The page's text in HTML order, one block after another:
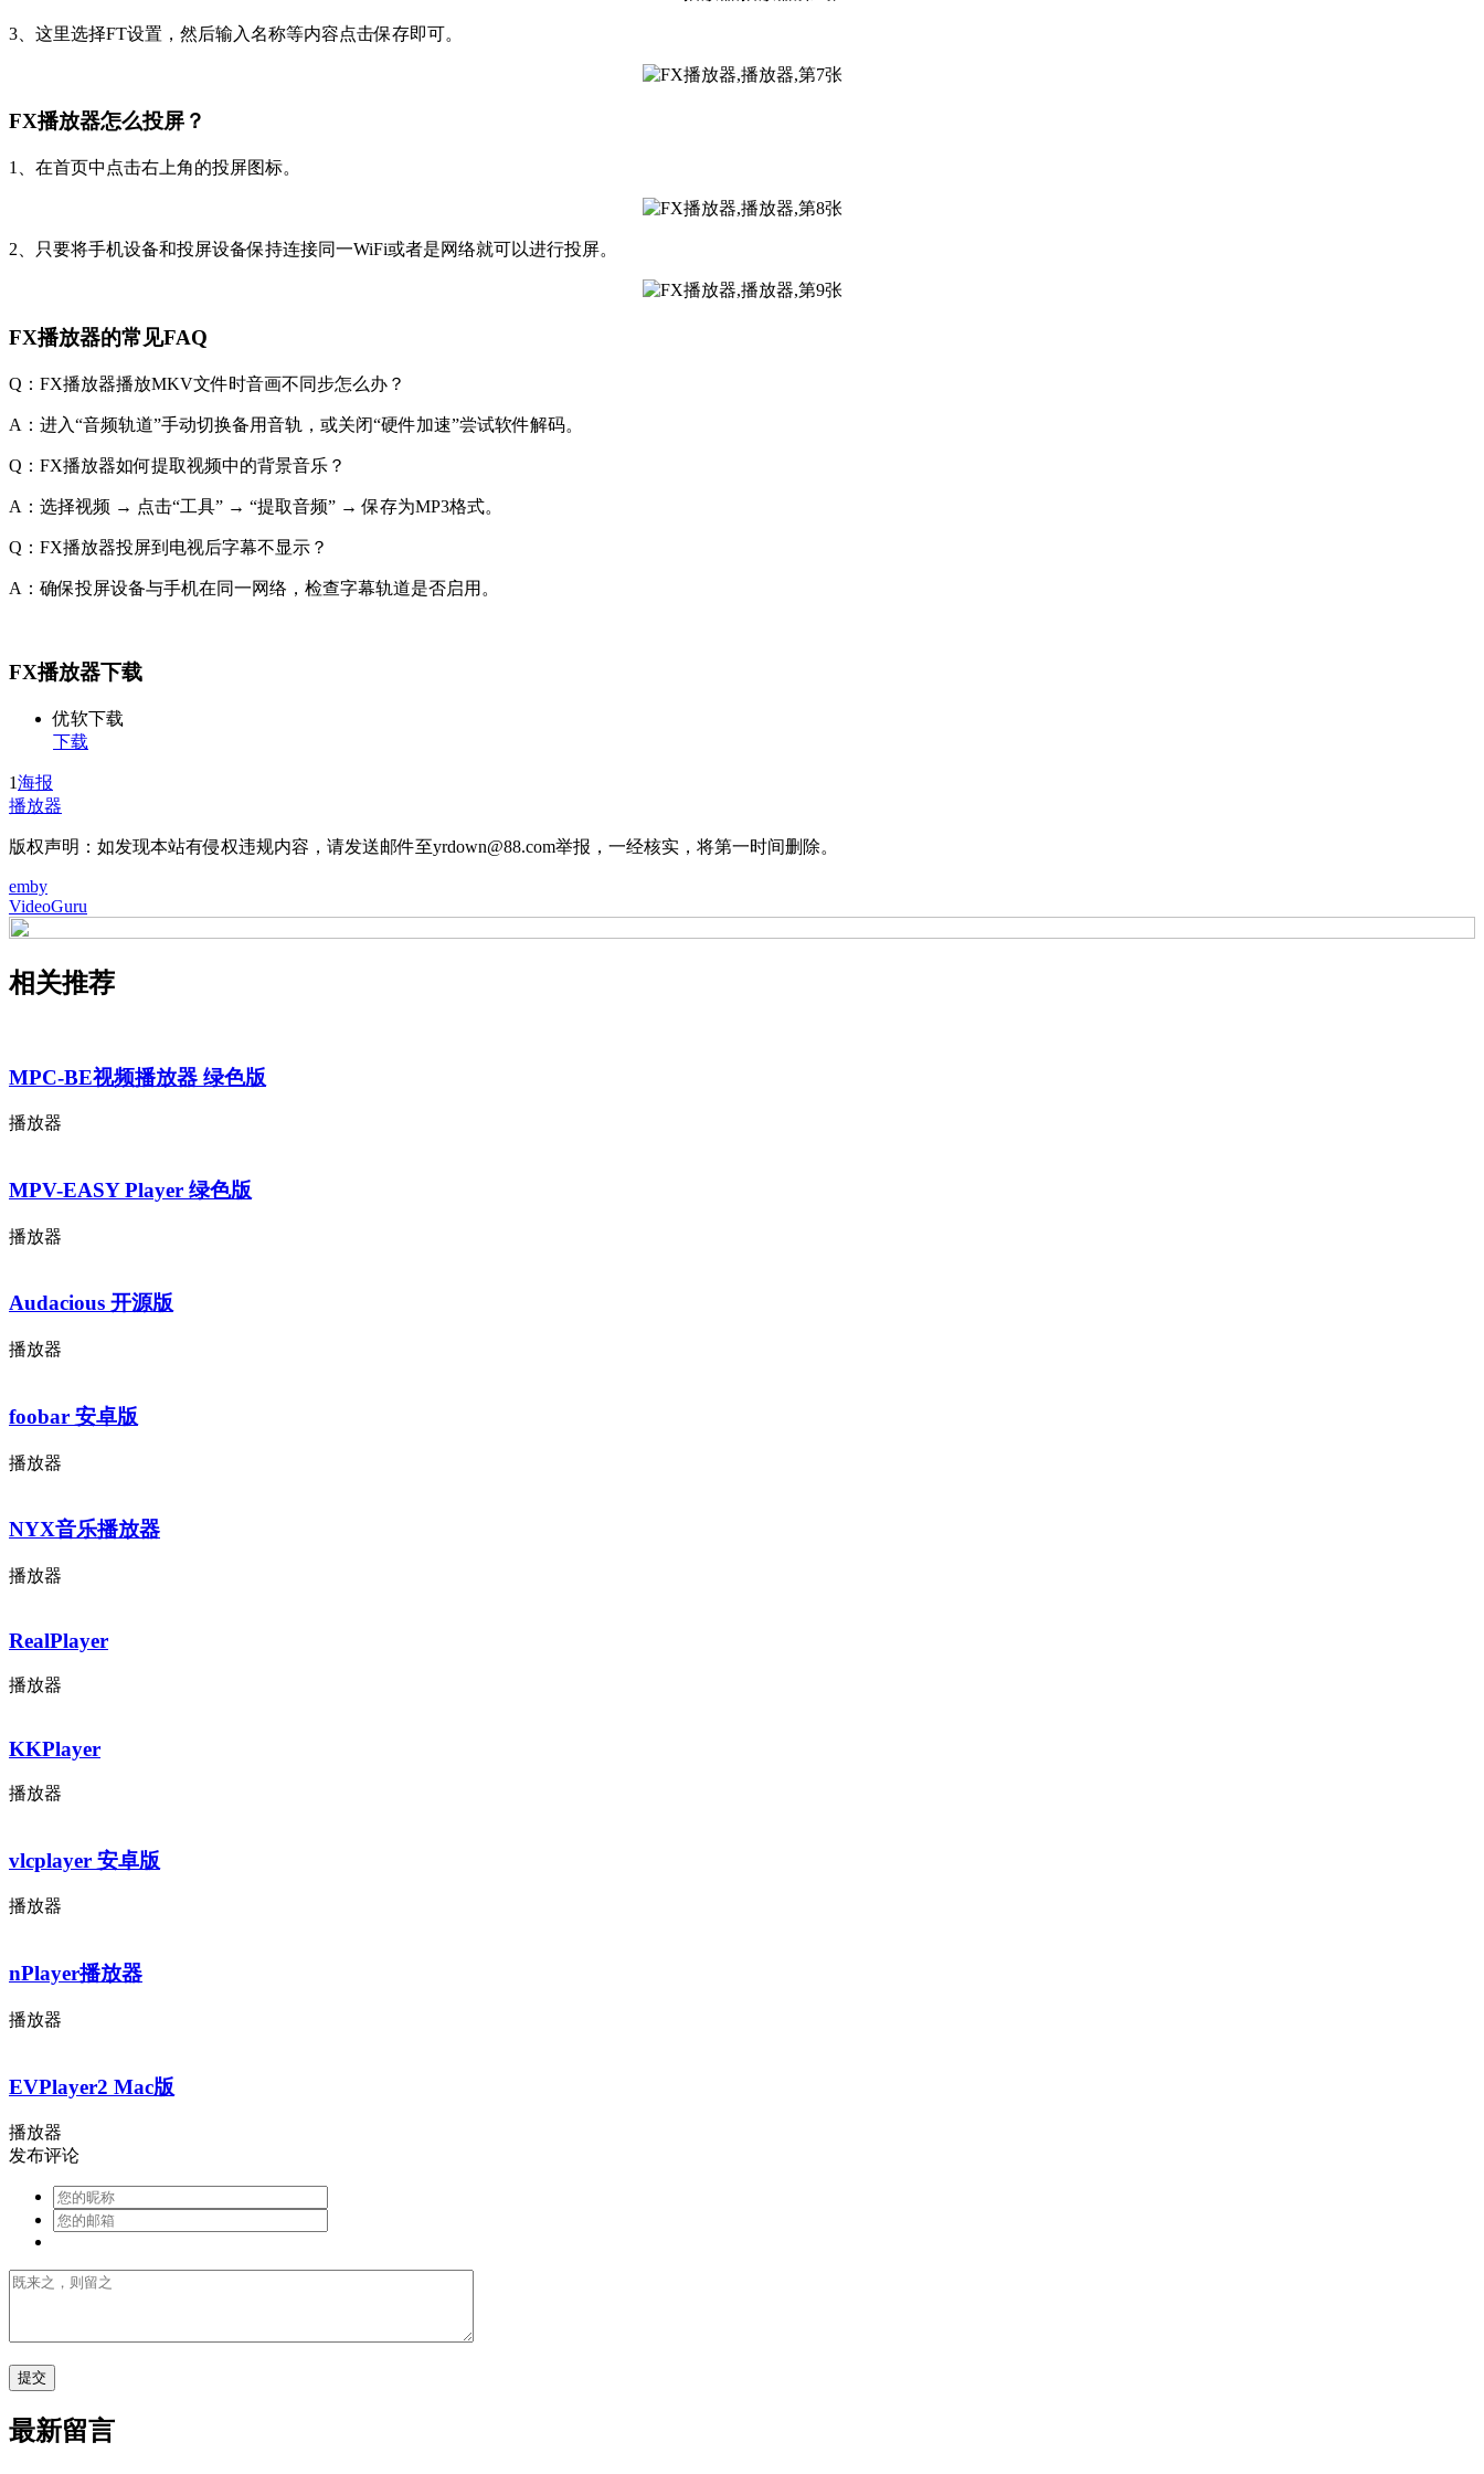
3、这里选择FT设置，然后输入名称等内容点击保存即可。
FX播放器怎么投屏？
1、在首页中点击右上角的投屏图标。
2、只要将手机设备和投屏设备保持连接同一WiFi或者是网络就可以进行投屏。
FX播放器的常见FAQ
Q：FX播放器播放MKV文件时音画不同步怎么办？
A：进入“音频轨道”手动切换备用音轨，或关闭“硬件加速”尝试软件解码。
Q：FX播放器如何提取视频中的背景音乐？
A：选择视频 → 点击“工具” → “提取音频” → 保存为MP3格式。
Q：FX播放器投屏到电视后字幕不显示？
A：确保投屏设备与手机在同一网络，检查字幕轨道是否启用。
FX播放器下载
优软下载
下载
1海报
播放器
版权声明：如发现本站有侵权违规内容，请发送邮件至yrdown@88.com举报，一经核实，将第一时间删除。
emby
VideoGuru
相关推荐
MPC-BE视频播放器 绿色版
播放器
MPV-EASY Player 绿色版
播放器
Audacious 开源版
播放器
foobar 安卓版
播放器
NYX音乐播放器
播放器
RealPlayer
播放器
KKPlayer
播放器
vlcplayer 安卓版
播放器
nPlayer播放器
播放器
EVPlayer2 Mac版
播放器
发布评论
最新留言